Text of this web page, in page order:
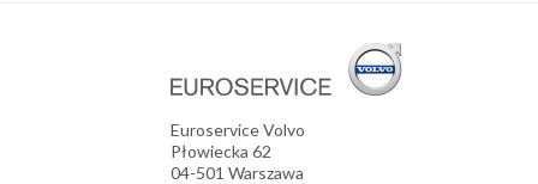
Euroservice Volvo
Płowiecka 62
04-501 Warszawa